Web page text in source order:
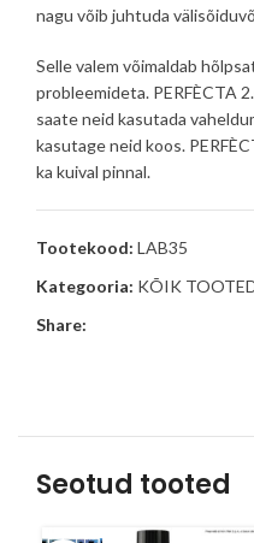
nagu võib juhtuda
Selle valem võimaldab
probleemideta. PERFÈCTA
saate neid kasutada
kasutage neid koos.
ka kuival pinnal.
Tootekood: LAB35
Kategooria: KÕIK
Share:
Seotud tooted